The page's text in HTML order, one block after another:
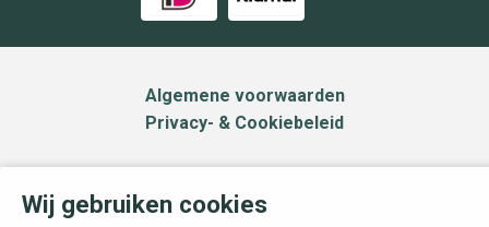
Algemene voorwaarden
Privacy- & Cookiebeleid
Wij gebruiken cookies